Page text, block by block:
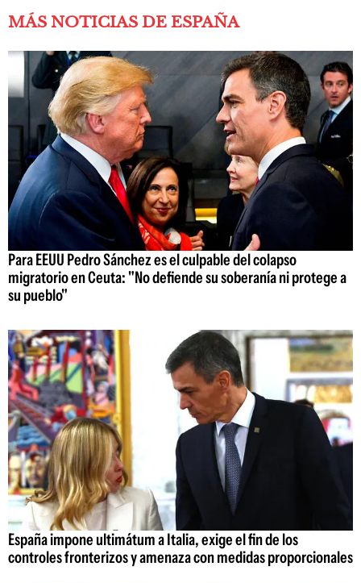
MÁS NOTICIAS DE ESPAÑA
Para EEUU Pedro Sánchez es el culpable del colapso
migratorio en Ceuta: "No defiende su soberanía ni protege a
su pueblo"
España impone ultimátum a Italia, exige el fin de los
controles fronterizos y amenaza con medidas proporcionales